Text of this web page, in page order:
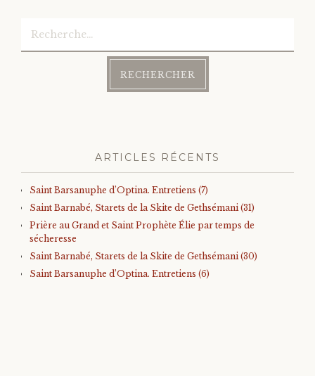
ARTICLES RÉCENTS
Saint Barsanuphe d’Optina. Entretiens (7)
Saint Barnabé, Starets de la Skite de Gethsémani (31)
Prière au Grand et Saint Prophète Élie par temps de
sécheresse
Saint Barnabé, Starets de la Skite de Gethsémani (30)
Saint Barsanuphe d’Optina. Entretiens (6)